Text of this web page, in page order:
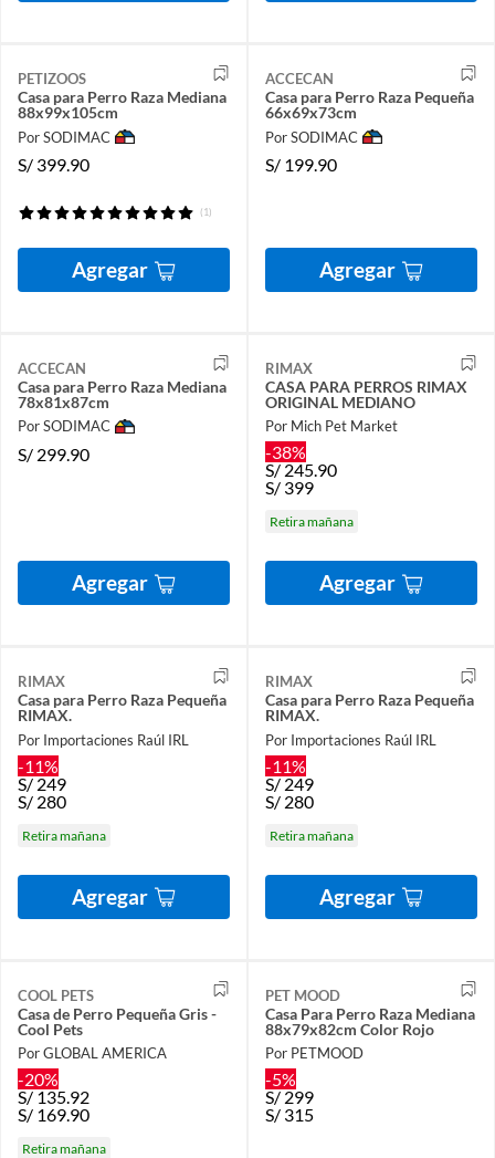
PETIZOOS
Casa para Perro Raza Mediana
88x99x105cm
Por SODIMAC
S/ 399.90
(1)
Agregar
ACCECAN
Casa para Perro Raza Pequeña
66x69x73cm
Por SODIMAC
S/ 199.90
Agregar
ACCECAN
Casa para Perro Raza Mediana
78x81x87cm
Por SODIMAC
S/ 299.90
Agregar
RIMAX
CASA PARA PERROS RIMAX
ORIGINAL MEDIANO
Por Mich Pet Market
-38%
S/ 245.90
S/ 399
Retira mañana
Agregar
RIMAX
Casa para Perro Raza Pequeña
RIMAX.
Por Importaciones Raúl IRL
-11%
S/249
S/ 280
Retira mañana
Agregar
RIMAX
Casa para Perro Raza Pequeña
RIMAX.
Por Importaciones Raúl IRL
-11%
S/249
S/ 280
Retira mañana
Agregar
COOL PETS
Casa de Perro Pequeña Gris -
Cool Pets
Por GLOBAL AMERICA
-20%
S/135.92
S/ 169.90
Retira mañana
PET MOOD
Casa Para Perro Raza Mediana
88x79x82cm Color Rojo
Por PETMOOD
-5%
S/299
S/ 315